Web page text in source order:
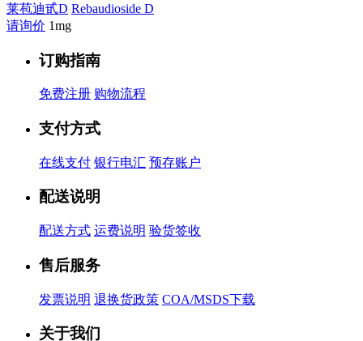
莱苞迪甙D Rebaudioside D
请询价 1mg
订购指南
免费注册 购物流程
支付方式
在线支付 银行电汇 预存账户
配送说明
配送方式 运费说明 验货签收
售后服务
发票说明 退换货政策 COA/MSDS下载
关于我们